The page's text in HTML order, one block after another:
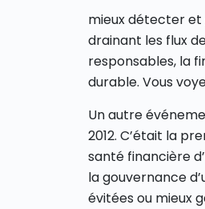
mieux détecter et
drainant les flux
responsables, la
durable. Vous
Un autre
2012. C’était la
santé financière
la gouvernance
évitées ou mieux